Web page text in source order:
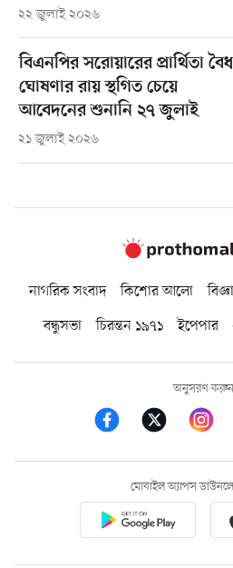
২২ জুলাই ২০২৬
বিএনপির সরোয়ারের প্রার্থিতা বৈধ
ঘোষণার রায় স্থগিত চেয়ে
আবেদনের শুনানি ২৭ জুলাই
২১ জুলাই ২০২৬
নাগরিক সংবাদ কিশোর আলো
বন্ধুসভা
চিরন্তন ১৯৭১ ইপেপার
অনুসরণ করুন
মোবাইল অ্যাপস